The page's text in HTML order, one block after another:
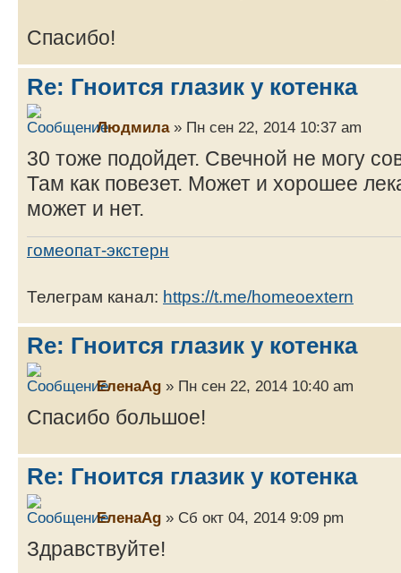
Спасибо!
Re: Гноится глазик у котенка
Людмила» Пн сен 22, 2014 10:37 am
30 тоже подойдет. Свечной не могу
Там как повезет. Может и хорошее
может и нет.
гомеопат-экстерн
Телеграм канал: https://t.me/homeoextern
Re: Гноится глазик у котенка
ЕленаAg » Пн сен 22, 2014 10:40 am
Спасибо большое!
Re: Гноится глазик у котенка
ЕленаAg » Сб окт 04, 2014 9:09 pm
Здравствуйте!